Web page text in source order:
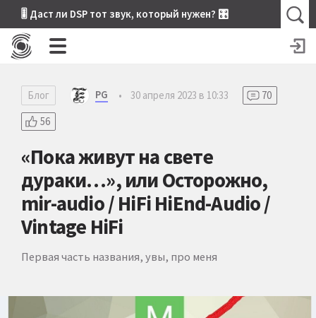
🎚 Даст ли DSP тот звук, который нужен? 🎛
Блог PG • 30 апреля 2023 в 10:33
70
56
«Пока живут на свете
дураки…», или Осторожно,
mir-audio / HiFi HiEnd-Audio /
Vintage HiFi
Первая часть названия, увы, про меня